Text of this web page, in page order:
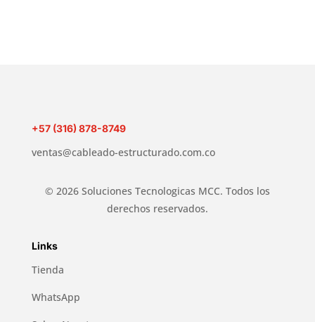
+57 (316) 878-8749
ventas@cableado-estructurado.com.co
© 2026 Soluciones Tecnologicas MCC. Todos los
derechos reservados.
Links
Tienda
WhatsApp